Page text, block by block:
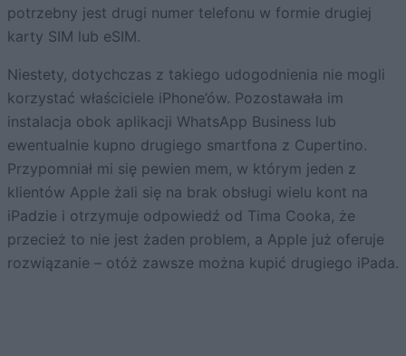
potrzebny jest drugi numer telefonu w formie drugiej
karty SIM lub eSIM.
Niestety, dotychczas z takiego udogodnienia nie mogli
korzystać właściciele iPhone’ów. Pozostawała im
instalacja obok aplikacji WhatsApp Business lub
ewentualnie kupno drugiego smartfona z Cupertino.
Przypomniał mi się pewien mem, w którym jeden z
klientów Apple żali się na brak obsługi wielu kont na
iPadzie i otrzymuje odpowiedź od Tima Cooka, że
przecież to nie jest żaden problem, a Apple już oferuje
rozwiązanie – otóż zawsze można kupić drugiego iPada.